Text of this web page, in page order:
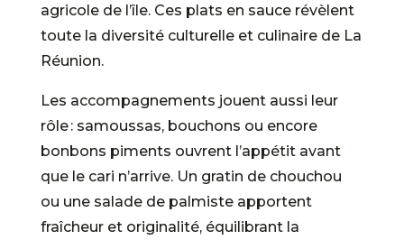
agricole de l’île. Ces plats en sauce révèlent
toute la diversité culturelle et culinaire de La
Réunion.
Les accompagnements jouent aussi leur
rôle : samoussas, bouchons ou encore
bonbons piments ouvrent l’appétit avant
que le cari n’arrive. Un gratin de chouchou
ou une salade de palmiste apportent
fraîcheur et originalité, équilibrant la